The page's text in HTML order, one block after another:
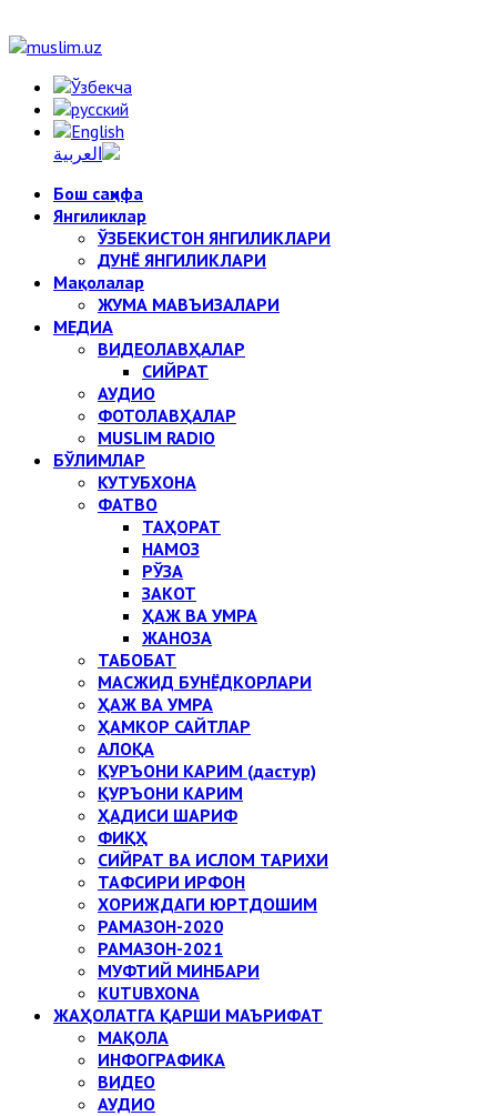
Бош саҳифа
Янгиликлар
ЎЗБЕКИСТОН ЯНГИЛИКЛАРИ
ДУНЁ ЯНГИЛИКЛАРИ
Мақолалар
ЖУМА МАВЪИЗАЛАРИ
МЕДИА
ВИДЕОЛАВҲАЛАР
СИЙРАТ
АУДИО
ФОТОЛАВҲАЛАР
MUSLIM RADIO
БЎЛИМЛАР
КУТУБХОНА
ФАТВО
ТАҲОРАТ
НАМОЗ
РЎЗА
ЗАКОТ
ҲАЖ ВА УМРА
ЖАНОЗА
ТАБОБАТ
МАСЖИД БУНЁДКОРЛАРИ
ҲАЖ ВА УМРА
ҲАМКОР САЙТЛАР
АЛОҚА
ҚУРЪОНИ КАРИМ (дастур)
ҚУРЪОНИ КАРИМ
ҲАДИСИ ШАРИФ
ФИҚҲ
СИЙРАТ ВА ИСЛОМ ТАРИХИ
ТАФСИРИ ИРФОН
ХОРИЖДАГИ ЮРТДОШИМ
РАМАЗОН-2020
РАМАЗОН-2021
МУФТИЙ МИНБАРИ
KUTUBXONA
ЖАҲОЛАТГА ҚАРШИ МАЪРИФАТ
МАҚОЛА
ИНФОГРАФИКА
ВИДЕО
АУДИО